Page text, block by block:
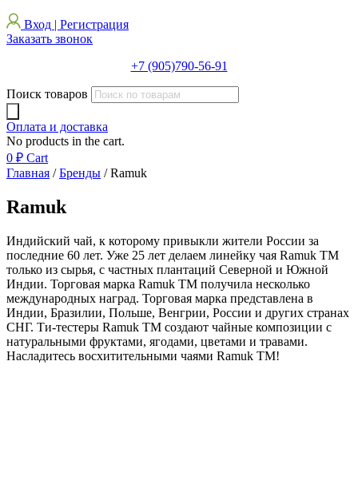
Вход | Регистрация
Заказать звонок
+7 (905)790-56-91
Поиск товаров
Оплата и доставка
No products in the cart.
0 ₽ Cart
Главная /Бренды / Ramuk
Ramuk
Индийский чай, к которому привыкли жители России за
последние 60 лет. Уже 25 лет делаем линейку чая Ramuk TM
только из сырья, с частных плантаций Северной и Южной
Индии. Торговая марка Ramuk TM получила несколько
международных наград. Торговая марка представлена в
Индии, Бразилии, Польше, Венгрии, России и других странах
СНГ. Ти-тестеры Ramuk TM создают чайные композиции с
натуральными фруктами, ягодами, цветами и травами.
Насладитесь восхитительными чаями Ramuk TM!